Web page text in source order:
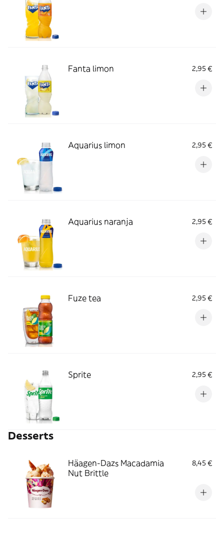
Fanta limon 2,95 €
Aquarius limon 2,95 €
Aquarius naranja 2,95 €
Fuze tea 2,95 €
Sprite 2,95 €
Desserts
Häagen-Dazs Macadamia
Nut Brittle
8,45 €